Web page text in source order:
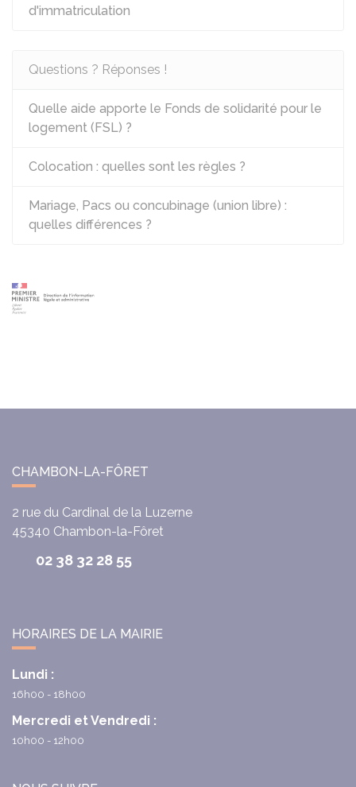
d'immatriculation
Questions ? Réponses !
Quelle aide apporte le Fonds de solidarité pour le
logement (FSL) ?
Colocation : quelles sont les règles ?
Mariage, Pacs ou concubinage (union libre) :
quelles différences ?
CHAMBON-LA-FÔRET
2 rue du Cardinal de la Luzerne
45340 Chambon-la-Fôret
02 38 32 28 55
HORAIRES DE LA MAIRIE
Lundi :
16h00 - 18h00
Mercredi et Vendredi :
10h00 - 12h00